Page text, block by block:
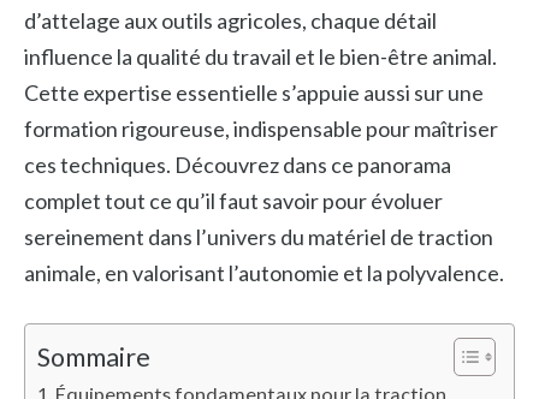
d’attelage aux outils agricoles, chaque détail
influence la qualité du travail et le bien-être animal.
Cette expertise essentielle s’appuie aussi sur une
formation rigoureuse, indispensable pour maîtriser
ces techniques. Découvrez dans ce panorama
complet tout ce qu’il faut savoir pour évoluer
sereinement dans l’univers du matériel de traction
animale, en valorisant l’autonomie et la polyvalence.
Sommaire
Équipements fondamentaux pour la traction